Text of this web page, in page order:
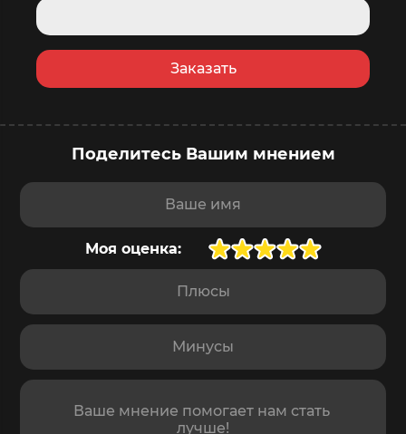
Заказать
купить сейчас
в корзину
Поделитесь Вашим мнением
Моя оценка:
Ваше имя
Плюсы
Минусы
Отзыв